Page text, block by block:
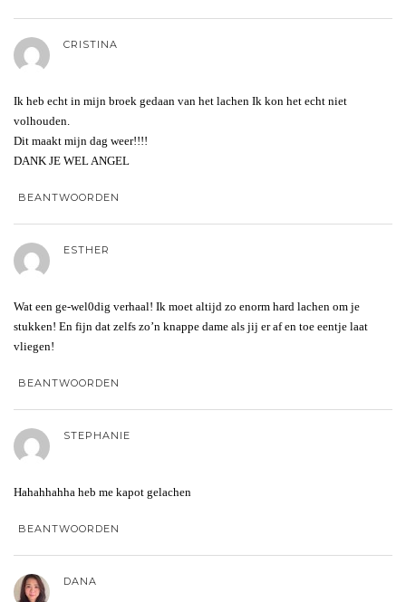
CRISTINA
Ik heb echt in mijn broek gedaan van het lachen Ik kon het echt niet
volhouden.
Dit maakt mijn dag weer!!!!
DANK JE WEL ANGEL
BEANTWOORDEN
ESTHER
Wat een ge-wel0dig verhaal! Ik moet altijd zo enorm hard lachen om je
stukken! En fijn dat zelfs zo’n knappe dame als jij er af en toe eentje laat
vliegen!
BEANTWOORDEN
STEPHANIE
Hahahhahha heb me kapot gelachen
BEANTWOORDEN
DANA